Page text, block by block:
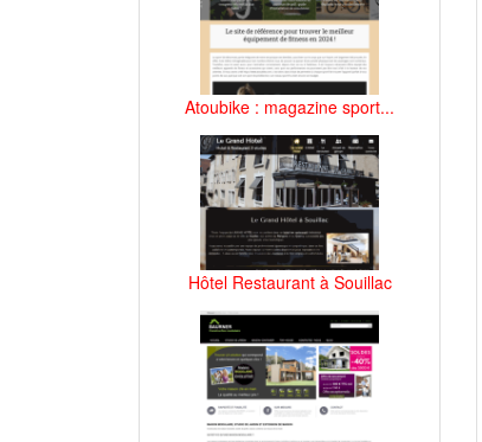
Atoubike : magazine sport...
Hôtel Restaurant à Souillac